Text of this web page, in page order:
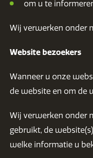
om u te
Wij verwerken onder
Website bezoekers
Wanneer u onze
de website en om de
Wij verwerken onder
gebruikt, de
welke informatie u